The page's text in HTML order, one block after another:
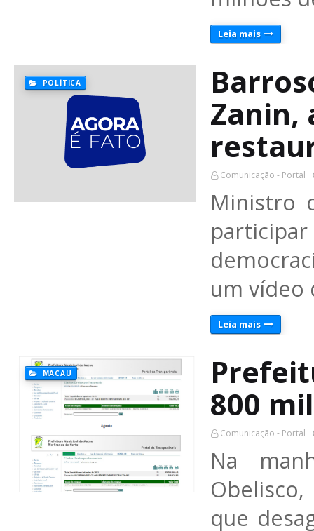
Leia mais
POLÍTICA
Zanin,
Comunicação - Portal
Ministro
um vídeo
Leia mais
MACAU
800
Comunicação - Portal
Na
que